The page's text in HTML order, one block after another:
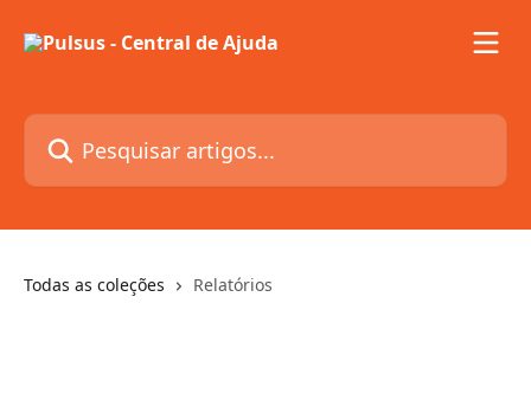
Pesquisar artigos...
Todas as coleções Relatórios